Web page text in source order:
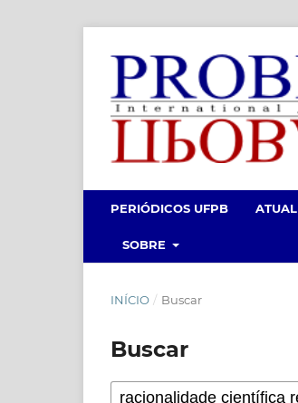
PERIÓDICOS UFPB ATUAL
SOBRE
INÍCIO / Buscar
Buscar